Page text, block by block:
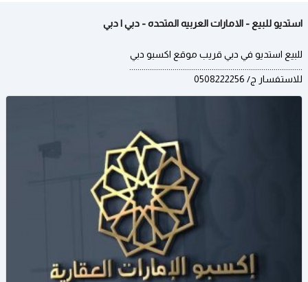
استديو للبيع - الامارات العربيه المتحده - دبي | دبي
للبيع استديو في دبي قريب موقع اكسبو دبي
للاستفسار ج/ 0508222256